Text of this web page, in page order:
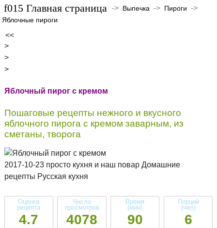
Главная страница -> Выпечка -> Пироги ->
Яблочные пироги
<<
>
>
>
Яблочный пирог с кремом
Пошаговые рецепты нежного и вкусного
яблочного пирога с кремом заварным, из
сметаны, творога
2017-10-23 просто кухня и наш повар Домашние
рецепты Русская кухня
Оценка
рецепта
4.7
Число
просмотров
4078
Время
(мин)
90
Порций
(чел)
6